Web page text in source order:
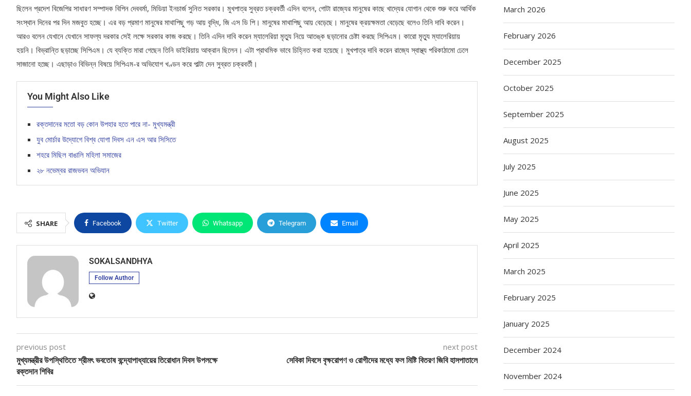
ছিলেন প্রদেশ বিজেপির সাধারণ সম্পাদক বিপিন দেববর্মা, মিডিয়া ইনচার্জ সুনিত সরকার। মুখপাত্র সুব্রত চক্রবর্তী এদিন বলেন, গোটা রাজ্যের মানুষের কাছে খাদ্যের যোগান থেকে শুরু করে আর্থিক
সংস্থান দিনের পর দিন মজবুত হচ্ছে। এর বড় প্রমাণ মানুষের মাথাপিছু গড় আয় বৃদ্ধি, জি এস ডি পি। মানুষের মাথাপিছু আয় বেড়েছে। মানুষের ক্রয়ক্ষমতা বেড়েছে বলেও তিনি দাবি করেন।
আরও বলেন যেখানে যেখানে সাফল্য দরকার সেই লক্ষে সরকার কাজ করছে। তিনি এদিন দাবি করেন ম্যালেরিয়া মৃত্যু নিয়ে আতঙ্ক ছড়ানোর চেষ্টা করছে সিপিএম। কারো মৃত্যু ম্যালেরিয়ায়
হয়নি। বিভ্রান্তি ছড়াচ্ছে সিপিএম। যে ব্যক্তি মারা গেছেন তিনি ডাইরিয়ায় আক্রান ছিলেন। এটা প্রাথমিক ভাবে চিহ্নিত করা হয়েছে। মুখপাত্র দাবি করেন রাজ্যে স্বাস্থ্য পরিকাঠামো ঢেলে
সাজানো হচ্ছে। এছাড়াও বিভিন্ন বিষয়ে সিপিএম-র অভিযোগ খণ্ডন করে পাল্টা দেন সুব্রত চক্রবর্তী।
You Might Also Like
রক্তদানের মতো বড় কোন উপহার হতে পারে না- মুখ্যমন্ত্রী
যুব মোর্চার উদ্যোগে বিশ্ব যোগা দিবস এন এস আর সিসিতে
শহরে মিছিল বাঙালি মহিলা সমাজের
২৮ নভেম্বর রাজভবন অভিযান
SHARE Facebook Twitter Whatsapp Telegram Email
SOKALSANDHYA
Follow Author
previous post
মুখ্যমন্ত্রীর উপস্থিতিতে শ্রীমৎ ভবতোষ বন্দ্যোপাধ্যায়ের তিরোধান দিবস উপলক্ষে
রক্তদান শিবির
next post
সেবিকা দিবসে বৃক্ষরোপণ ও রোগীদের মধ্যে ফল মিষ্টি বিতরণ জিবি হাসপাতালে
March 2026
February 2026
December 2025
October 2025
September 2025
August 2025
July 2025
June 2025
May 2025
April 2025
March 2025
February 2025
January 2025
December 2024
November 2024